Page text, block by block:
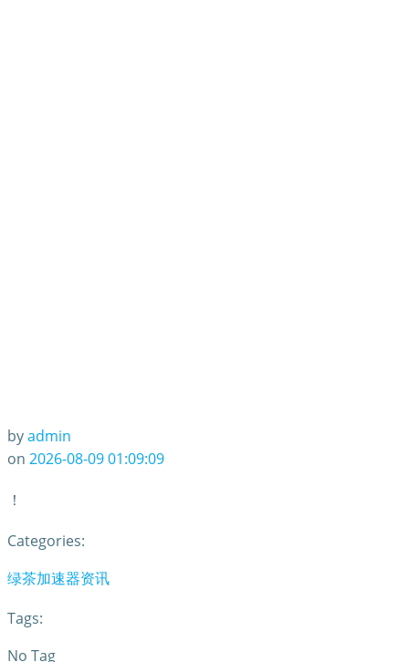
byadmin
on 2026-08-09 01:09:09
！
Categories:
绿茶加速器资讯
Tags:
No Tag